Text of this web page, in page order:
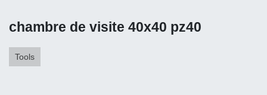
chambre de visite 40x40 pz40
Tools